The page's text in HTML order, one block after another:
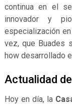
continua en el
innovador y
especialización
vez, que Buades
how desarrollado
Actualidad
Hoy en día, la